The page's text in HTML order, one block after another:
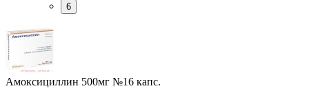
6
Амоксициллин 500мг №16 капс.